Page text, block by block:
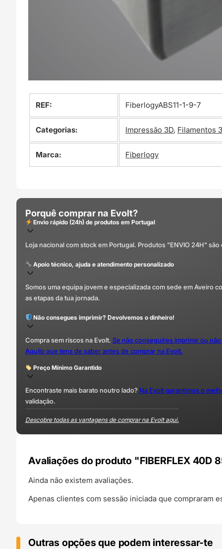
REF: FiberlogyABS11-1-9-7
Categorias: Impressão 3D, Filamentos
Marca: Fiberlogy
Porquê comprar na Evolt?
Envio rápido (24h) de produtos em Portugal
Loja nacional com stock em Portugal. Produtos "ENVIO 24H"
Apoio técnico, ajuda e atendimento personalizado
Somos uma equipa jovem e especializada com sede em Aveiro
as etapas da tua jornada.
Não consegues imprimir? Devolvemos o dinheiro!
Compra sem riscos na Evolt. Se não conseguires imprimir ou
Aquilo que tens de saber antes de comprar na Evolt.
Preço Mínimo Garantido
Encontraste mais barato noutro lado? Na Evolt garantimos o
validação.
Descobre todas as vantagens de comprar na Evolt aqui.
Avaliações do produto "FIBERFLEX 40D
Ainda não existem avaliações.
Apenas clientes com sessão iniciada que compraram
Outras opções que podem interessar-te